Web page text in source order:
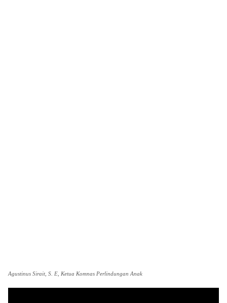
Agustinus Sirait, S. E, Ketua Komnas Perlindungan Anak